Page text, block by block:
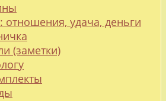
отношения, удача, деньги
(заметки)